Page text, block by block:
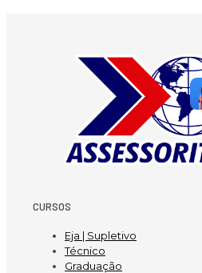
CURSOS
Eja | Supletivo
Técnico
Graduação